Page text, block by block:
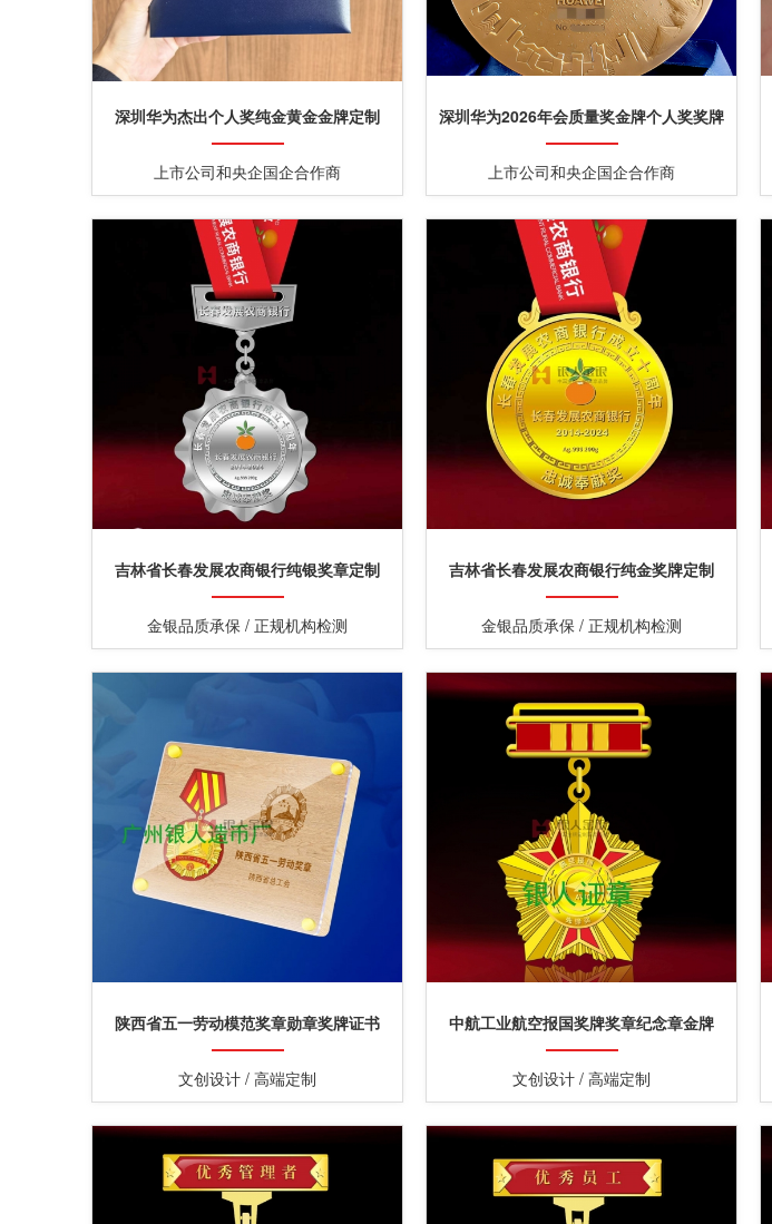
深圳华为杰出个人奖纯金黄金金牌定制
上市公司和央企国企合作商
深圳华为2026年会质量奖金牌个人奖奖牌
定制
上市公司和央企国企合作商
吉林省长春发展农商银行纯银奖章定制
金银品质承保 / 正规机构检测
吉林省长春发展农商银行纯金奖牌定制
金银品质承保 / 正规机构检测
陕西省五一劳动模范奖章勋章奖牌证书
文创设计 / 高端定制
中航工业航空报国奖牌奖章纪念章金牌
文创设计 / 高端定制